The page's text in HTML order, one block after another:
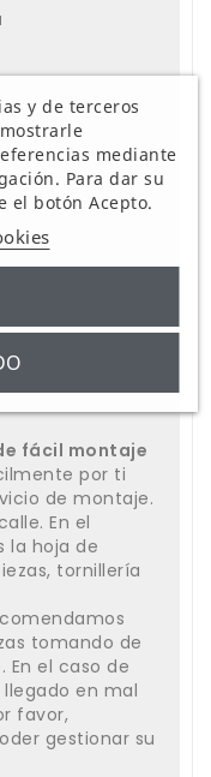
de las
entrega
fácil montaje
por ti
de montaje.
En el
la hoja de
tornillería
tomando de
el caso de
en mal
favor,
gestionar su
y de terceros
mediante
Para dar su
el botón Acepto.